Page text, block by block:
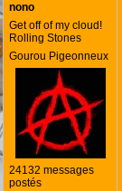
nono
Get off of my cloud!
Rolling Stones
Gourou Pigeonneux
24132 messages
postés